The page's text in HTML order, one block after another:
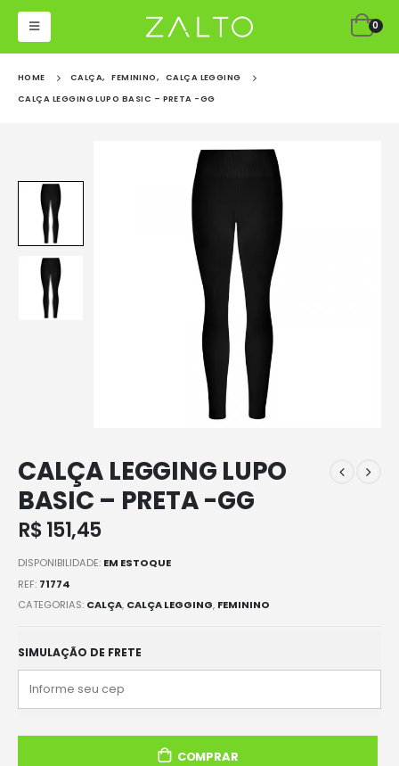
0
HOME CALÇA, FEMININO,
CALÇA LEGGING
CALÇA LEGGING LUPO BASIC – PRETA -GG
CALÇA LEGGING LUPO
BASIC – PRETA -GG
R$151,45
DISPONIBILIDADE: EM ESTOQUE
REF: 71774
CATEGORIAS: CALÇA, CALÇA LEGGING, FEMININO
SIMULAÇÃO DE FRETE
COMPRAR